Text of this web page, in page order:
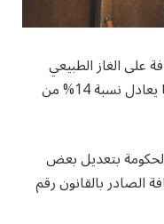
الغاز الطبيعي
بواقع 20 جنيهًا لكل ألف قدم مكعب ما يعادل نسبة 14% من
بتعديل بعض
الصادر بالقانون رقم